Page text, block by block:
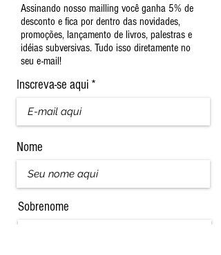
Assinando nosso mailling você ganha 5% de
desconto e fica por dentro das novidades,
promoções, lançamento de livros, palestras e
idéias subversivas. Tudo isso diretamente no
seu e-mail!
Inscreva-se aqui
Nome
Sobrenome